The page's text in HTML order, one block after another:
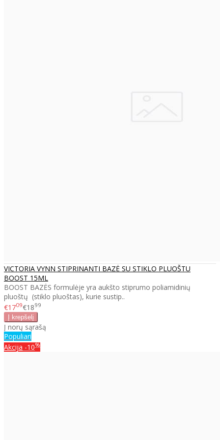
VICTORIA VYNN STIPRINANTI BAZĖ SU STIKLO PLUOŠTU
BOOST 15ML
BOOST BAZĖS formulėje yra aukšto stiprumo poliamidinių
pluoštų (stiklo pluoštas), kurie sustip..
€1709€1899
Į norų sąrašą
Populiari
Akcija -10%